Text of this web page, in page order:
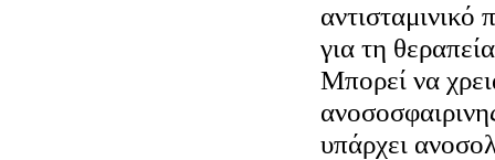
αντισταμινικό
για τη
Μπορεί να
υπάρχει